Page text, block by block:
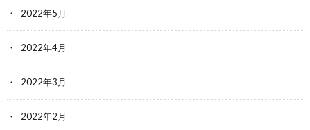
2022年5月
2022年4月
2022年3月
2022年2月